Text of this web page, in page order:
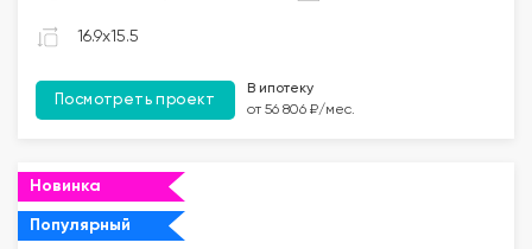
16.9x15.5
Посмотреть проект
В ипотеку
от 56 806 ₽/мес.
Новинка
Популярный